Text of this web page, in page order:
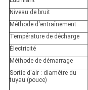
Niveau de bruit
Méthode d'entraînement
Température de décharge
Électricité
Méthode de démarrage
Sortie d'air : diamètre du
tuyau (pouce)